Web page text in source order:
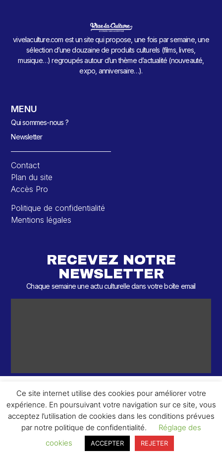
vivelaculture.com est un site qui propose, une fois par semaine, une
sélection d’une douzaine de produits culturels (films, livres,
musique…) regroupés autour d’un thème d’actualité (nouveauté,
expo, anniversaire…).
MENU
Qui sommes-nous ?
Newsletter
Contact
Plan du site
Accès Pro
Politique de confidentialité
Mentions légales
RECEVEZ NOTRE
NEWSLETTER
Chaque semaine une actu culturelle dans votre boîte email
© 2026 – 2 ème Round – Tous droits réservés.
Ce site internet utilise des cookies pour améliorer votre
expérience. En poursuivant votre navigation sur ce site, vous
acceptez l’utilisation de cookies dans les conditions prévues
par notre politique de confidentialité.
Réglage des
cookies
ACCEPTER REJETER